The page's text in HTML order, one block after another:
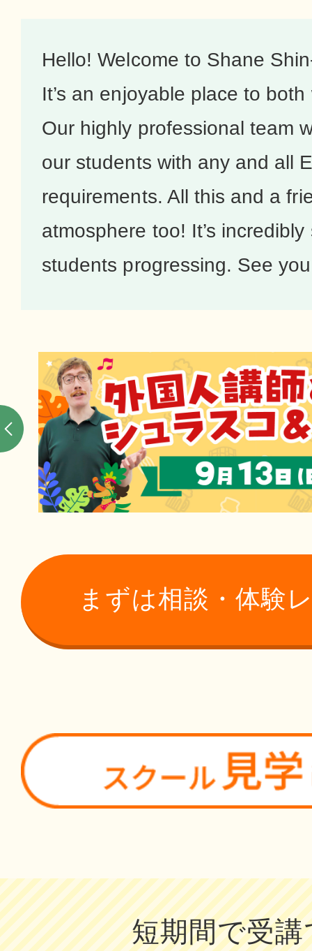
Hello! Welcome to Shane
It’s an enjoyable place to
Our highly professional team
our students with any and all
requirements. All this and a
atmosphere too! It’s
students progressing. See
まずは相談・体験
短期間で受